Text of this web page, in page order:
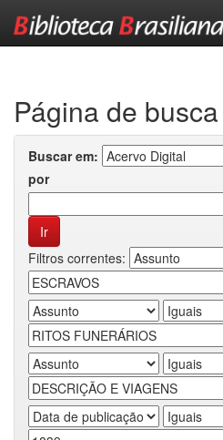
Página de busca
Buscar em:
por
Filtros correntes: